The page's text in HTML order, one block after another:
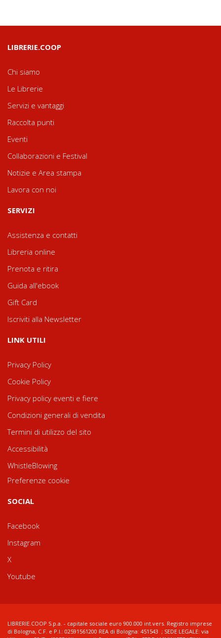
LIBRERIE.COOP
Chi siamo
Le Librerie
Servizi e vantaggi
Raccolta punti
Eventi
Collaborazioni e Festival
Notizie e Area stampa
Lavora con noi
SERVIZI
Assistenza e contatti
Libreria online
Prenota e ritira
Guida all'ebook
Gift Card
Iscriviti alla Newsletter
LINK UTILI
Privacy Policy
Cookie Policy
Privacy policy eventi e fiere
Condizioni generali di vendita
Termini di utilizzo del sito
Accessibilità
WhistleBlowing
Preferenze cookie
SOCIAL
Facebook
Instagram
X
Youtube
LIBRERIE.COOP S.p.a. - capitale sociale euro 900.000 int.vers. Registro imprese
di Bologna, C.F. e P.I.: 02591561200 REA di Bologna: 451543 ; SEDE LEGALE: via